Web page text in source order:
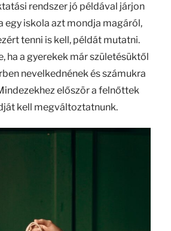
rendszer jó példával járjon
egy iskola azt mondja magáról,
tenni is kell, példát mutatni.
ha a gyerekek már születésüktől
nevelkednének és számukra
először a felnőttek
kell megváltoztatnunk.